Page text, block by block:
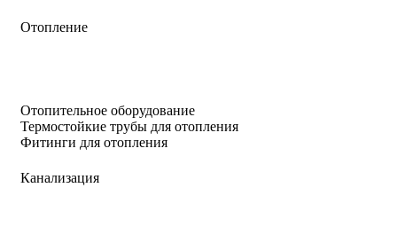
Отопление
Отопительное оборудование
Термостойкие трубы для отопления
Фитинги для отопления
Канализация